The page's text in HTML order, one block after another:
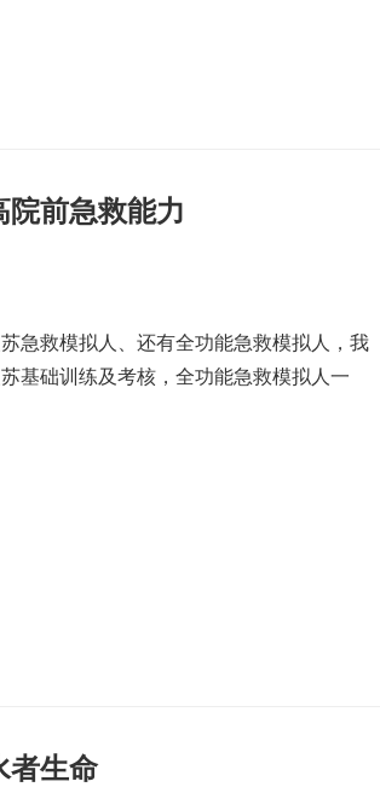
前急救能力
急救模拟人、还有全功能急救模拟人，我
基础训练及考核，全功能急救模拟人一
者生命